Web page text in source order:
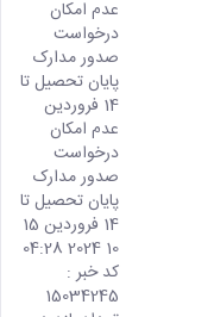
عدم امکان
درخواست
صدور مدارک
پایان تحصیل تا
14 فروردین
عدم امکان
درخواست
صدور مدارک
پایان تحصیل تا
14 فروردین 15
10 2024 04:28
کد خبر :
15034245